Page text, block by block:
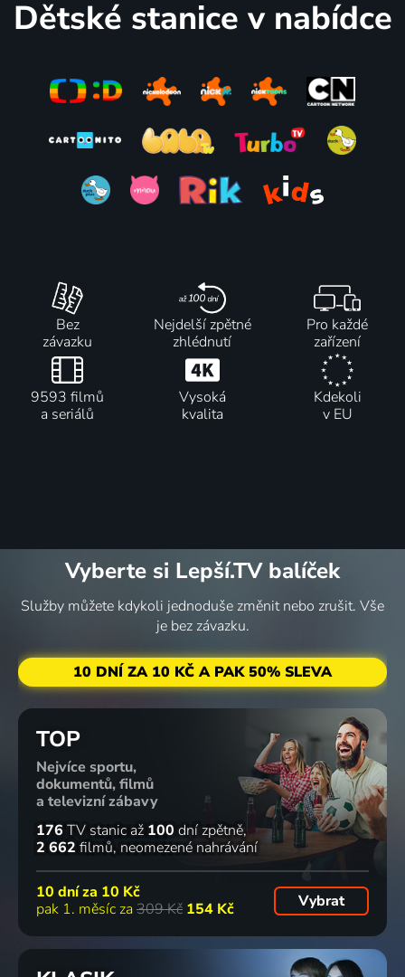
Dětské stanice v nabídce
Bez
závazku
Nejdelší zpětné
zhlédnutí
Pro každé
zařízení
9593 filmů
a seriálů
Vysoká
kvalita
Kdekoli
v EU
Vyberte si Lepší.TV balíček
Služby můžete kdykoli jednoduše změnit nebo zrušit. Vše
je bez závazku.
10 DNÍ ZA 10 KČ A PAK 50% SLEVA
TOP
Nejvíce sportu,
dokumentů, filmů
a televizní zábavy
176 TV stanic až 100 dní zpětně
2 662 filmů neomezené nahrávání
10 dní za 10 Kč
pak 1. měsíc za 309 Kč 154 Kč Vybrat